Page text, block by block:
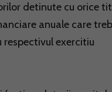
detinute cu orice
anuale care
exercitiu